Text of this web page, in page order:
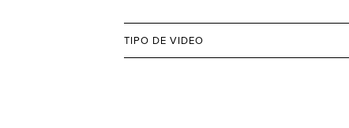
TIPO DE VIDEO